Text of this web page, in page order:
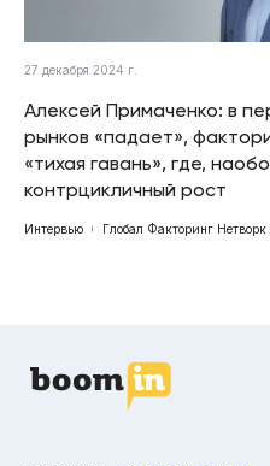
27 декабря 2024 г.
Алексей Примаченко: в
рынков «падает»,
«тихая гавань», где,
контрцикличный рост
Интервью Глобал Факторинг Нетворк